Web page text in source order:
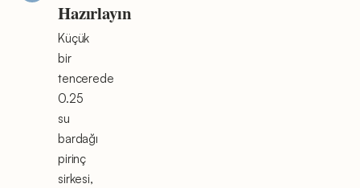
Hazırlayın
Küçük
bir
tencerede
0.25
su
bardağı
pirinç
sirkesi,